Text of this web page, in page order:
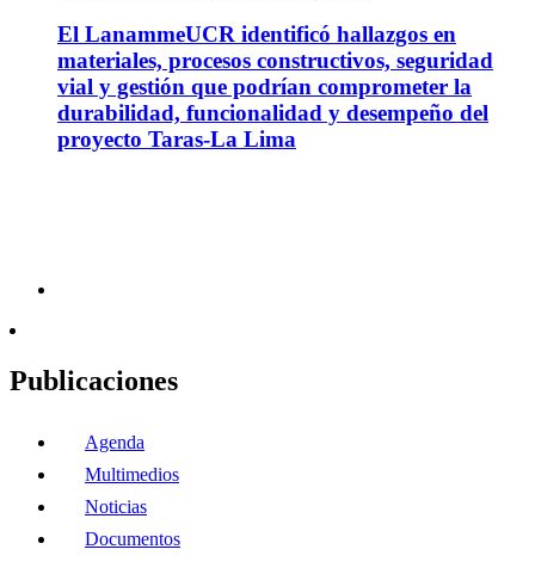
El LanammeUCR identificó hallazgos en
materiales, procesos constructivos, seguridad
vial y gestión que podrían comprometer la
durabilidad, funcionalidad y desempeño del
proyecto Taras-La Lima
Publicaciones
Agenda
Multimedios
Noticias
Documentos